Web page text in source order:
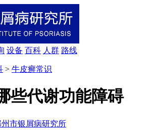
设备 百科 人群 路线
> 牛皮癣常识
些代谢功能障碍
州市银屑病研究所